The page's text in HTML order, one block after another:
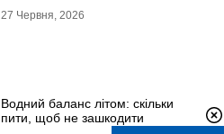
27 Червня, 2026
Водний баланс літом: скільки
пити, щоб не зашкодити